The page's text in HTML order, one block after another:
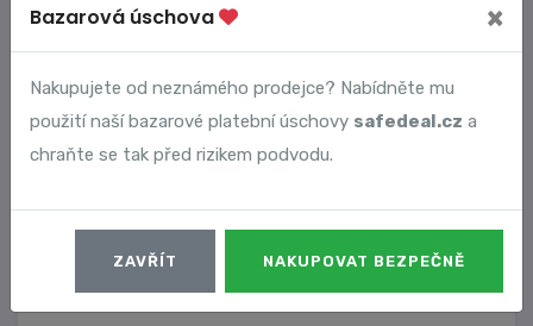
Vyhledané podvody
Číslo podvodu Datum
15807 24. 03. 2025
Bazarová úschova ×
Nakupujete od neznámého prodejce? Nabídněte mu
použití naší bazarové platební úschovy safedeal.cz a
chraňte se tak před rizikem podvodu.
ZAVŘÍT NAKUPOVAT BEZPEČNĚ